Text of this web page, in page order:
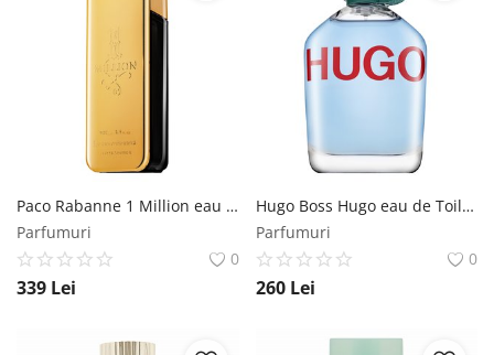
Paco Rabanne 1 Million eau de Toilette pentru barbati 100 ml Paco Rabanne
Parfumuri
0
339 Lei
Hugo Boss Hugo eau de Toilette pentru barbati 200 ml Hugo Boss
Parfumuri
0
260 Lei